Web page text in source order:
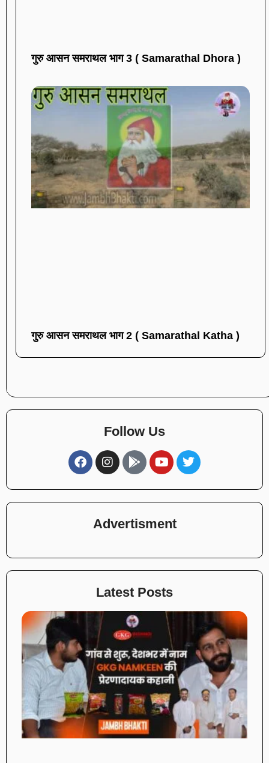
गुरु आसन समराथल भाग 3 ( Samarathal Dhora )
गुरु आसन समराथल भाग 2 ( Samarathal Katha )
Follow Us
Advertisment
Latest Posts